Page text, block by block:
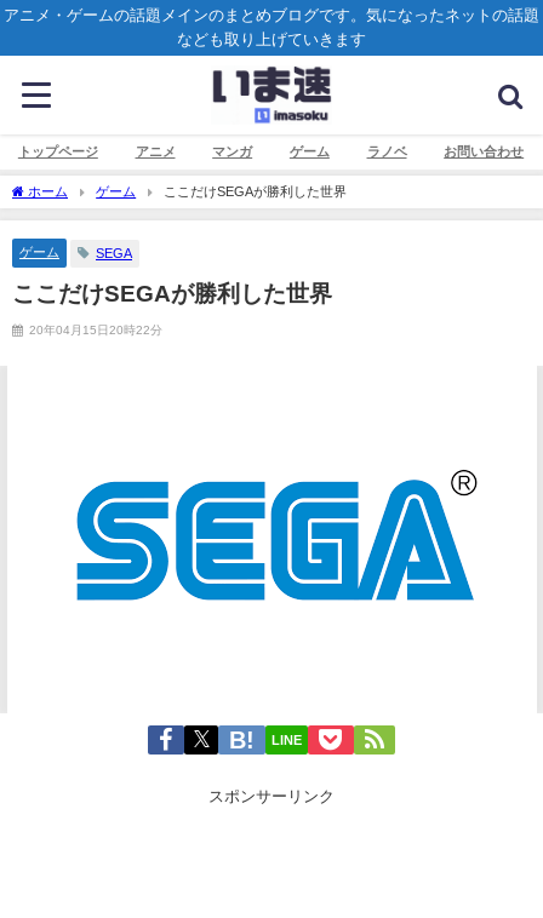
アニメ・ゲームの話題メインのまとめブログです。気になったネットの話題
なども取り上げていきます
トップページ アニメ マンガ ゲーム ラノベ お問い合わせ
ホーム ゲーム ここだけSEGAが勝利した世界
ゲーム SEGA
ここだけSEGAが勝利した世界
20年04月15日20時22分
LINE
スポンサーリンク